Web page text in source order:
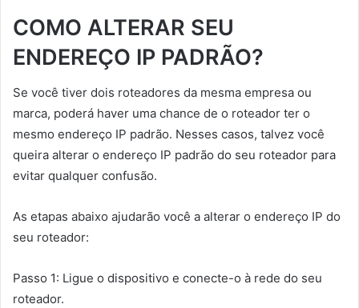
COMO ALTERAR SEU
ENDEREÇO IP PADRÃO?
Se você tiver dois roteadores da mesma empresa ou
marca, poderá haver uma chance de o roteador ter o
mesmo endereço IP padrão. Nesses casos, talvez você
queira alterar o endereço IP padrão do seu roteador para
evitar qualquer confusão.
As etapas abaixo ajudarão você a alterar o endereço IP do
seu roteador:
Passo 1: Ligue o dispositivo e conecte-o à rede do seu
roteador.